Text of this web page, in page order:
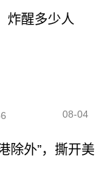
炸醒多少人
08-04
除外”，撕开美